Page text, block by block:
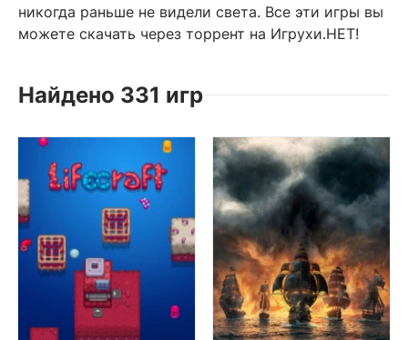
никогда раньше не видели света. Все эти игры вы
можете скачать через торрент на Игрухи.НЕТ!
Найдено 331 игр